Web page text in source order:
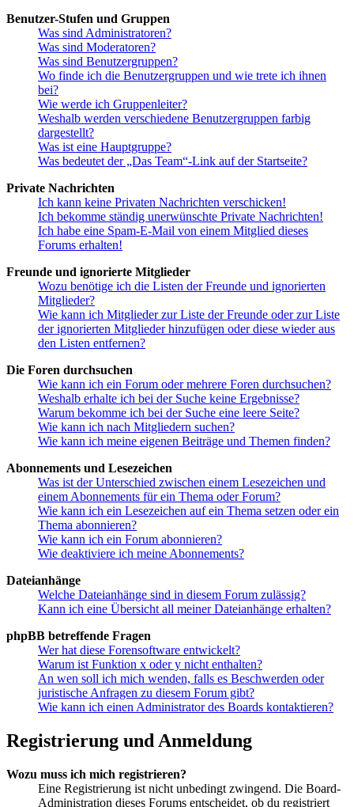
Benutzer-Stufen und Gruppen
Was sind Administratoren?
Was sind Moderatoren?
Was sind Benutzergruppen?
Wo finde ich die Benutzergruppen und wie trete ich ihnen
bei?
Wie werde ich Gruppenleiter?
Weshalb werden verschiedene Benutzergruppen farbig
dargestellt?
Was ist eine Hauptgruppe?
Was bedeutet der „Das Team“-Link auf der Startseite?
Private Nachrichten
Ich kann keine Privaten Nachrichten verschicken!
Ich bekomme ständig unerwünschte Private Nachrichten!
Ich habe eine Spam-E-Mail von einem Mitglied dieses
Forums erhalten!
Freunde und ignorierte Mitglieder
Wozu benötige ich die Listen der Freunde und ignorierten
Mitglieder?
Wie kann ich Mitglieder zur Liste der Freunde oder zur Liste
der ignorierten Mitglieder hinzufügen oder diese wieder aus
den Listen entfernen?
Die Foren durchsuchen
Wie kann ich ein Forum oder mehrere Foren durchsuchen?
Weshalb erhalte ich bei der Suche keine Ergebnisse?
Warum bekomme ich bei der Suche eine leere Seite?
Wie kann ich nach Mitgliedern suchen?
Wie kann ich meine eigenen Beiträge und Themen finden?
Abonnements und Lesezeichen
Was ist der Unterschied zwischen einem Lesezeichen und
einem Abonnements für ein Thema oder Forum?
Wie kann ich ein Lesezeichen auf ein Thema setzen oder ein
Thema abonnieren?
Wie kann ich ein Forum abonnieren?
Wie deaktiviere ich meine Abonnements?
Dateianhänge
Welche Dateianhänge sind in diesem Forum zulässig?
Kann ich eine Übersicht all meiner Dateianhänge erhalten?
phpBB betreffende Fragen
Wer hat diese Forensoftware entwickelt?
Warum ist Funktion x oder y nicht enthalten?
An wen soll ich mich wenden, falls es Beschwerden oder
juristische Anfragen zu diesem Forum gibt?
Wie kann ich einen Administrator des Boards kontaktieren?
Registrierung und Anmeldung
Wozu muss ich mich registrieren?
Eine Registrierung ist nicht unbedingt zwingend. Die Board-
Administration dieses Forums entscheidet, ob du registriert